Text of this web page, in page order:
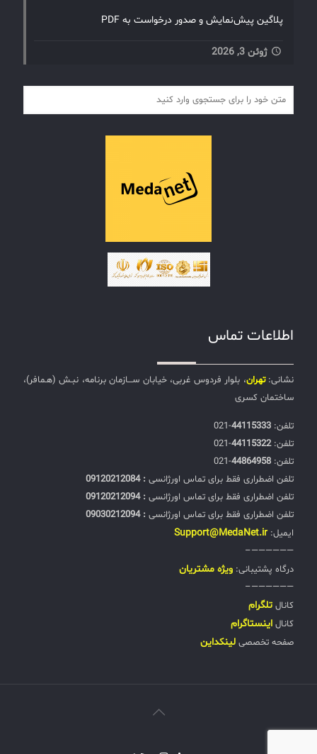
پلاگین پیش‌نمایش و صدور درخواست به PDF
ژوئن 3, 2026
اطلاعات تماس
نشانی:تهران، بلوار فردوس غربی، خیابان ســـازمان برنامه، نبـش (هـمافر)،
ساختمان کسری
تلفن:‌ 44115333
-021
تلفن:‌44115322
-021
تلفن:‌ 44864958
-021
تلفن اضطراری فقط برای تماس اورژانسی : 09120212084
تلفن اضطراری فقط برای تماس اورژانسی : 09120212094
تلفن اضطراری فقط برای تماس اورژانسی : 09030212094
ایمیل: Support@MedaNet.ir
——————–
درگاه پشتیبانی: ويژه مشتریان
——————–
کانال تلگرام
کانال اینستاگرام
صفحه تخصصی لینکداین